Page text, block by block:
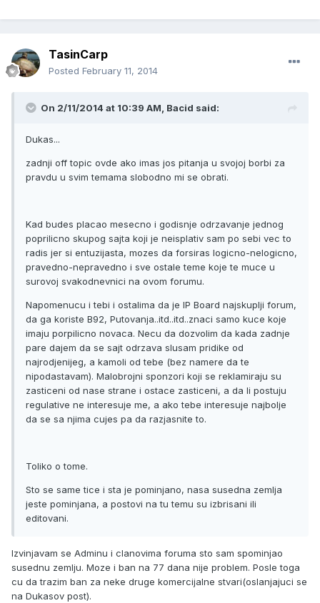
TasinCarp
Posted February 11, 2014
On 2/11/2014 at 10:39 AM, Bacid said:
Dukas...
zadnji off topic ovde ako imas jos pitanja u svojoj borbi za
pravdu u svim temama slobodno mi se obrati.
Kad budes placao mesecno i godisnje odrzavanje jednog
poprilicno skupog sajta koji je neisplativ sam po sebi vec to
radis jer si entuzijasta, mozes da forsiras logicno-nelogicno,
pravedno-nepravedno i sve ostale teme koje te muce u
surovoj svakodnevnici na ovom forumu.
Napomenucu i tebi i ostalima da je IP Board najskuplji forum,
da ga koriste B92, Putovanja..itd..itd..znaci samo kuce koje
imaju porpilicno novaca. Necu da dozvolim da kada zadnje
pare dajem da se sajt odrzava slusam pridike od
najrodjenijeg, a kamoli od tebe (bez namere da te
nipodastavam). Malobrojni sponzori koji se reklamiraju su
zasticeni od nase strane i ostace zasticeni, a da li postuju
regulative ne interesuje me, a ako tebe interesuje najbolje
da se sa njima cujes pa da razjasnite to.
Toliko o tome.
Sto se same tice i sta je pominjano, nasa susedna zemlja
jeste pominjana, a postovi na tu temu su izbrisani ili
editovani.
Izvinjavam se Adminu i clanovima foruma sto sam spominjao
susednu zemlju. Moze i ban na 77 dana nije problem. Posle toga
cu da trazim ban za neke druge komercijalne stvari(oslanjajuci se
na Dukasov post).